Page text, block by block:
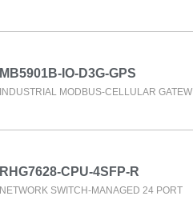
MB5901B-IO-D3G-GPS
INDUSTRIAL MODBUS-CELLULAR GATEW
RHG7628-CPU-4SFP-R
NETWORK SWITCH-MANAGED 24 PORT